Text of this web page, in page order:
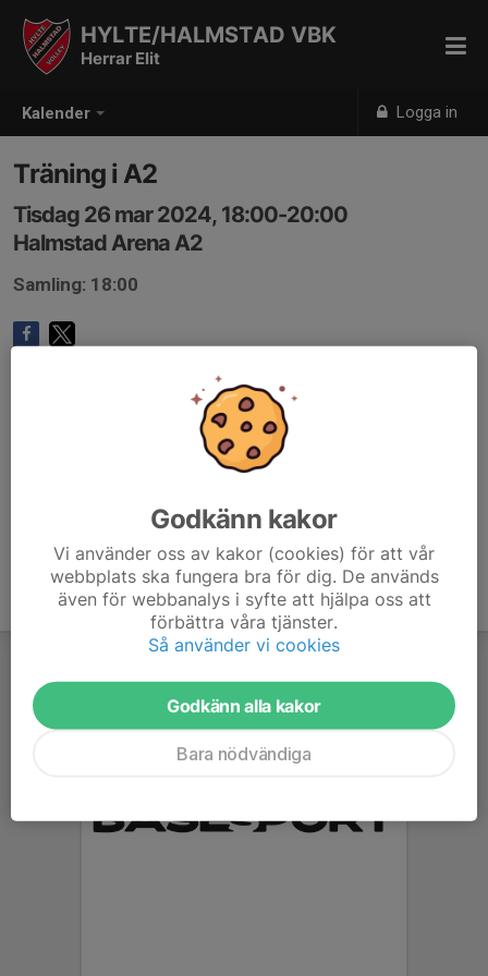
Kalender Logga in
HYLTE/HALMSTAD VBK
Herrar Elit
Träning i A2
Tisdag 26 mar 2024, 18:00-20:00
Halmstad Arena A2
Samling: 18:00
Godkänn kakor
Vi använder oss av kakor (cookies) för att vår
webbplats ska fungera bra för dig. De används
även för webbanalys i syfte att hjälpa oss att
förbättra våra tjänster.
Så använder vi cookies
Godkänn alla kakor
Bara nödvändiga